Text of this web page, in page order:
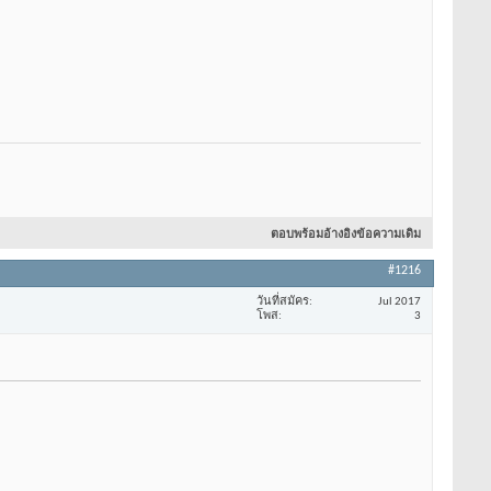
ตอบพร้อมอ้างอิงข้อความเดิม
#1216
วันที่สมัคร
Jul 2017
โพส
3